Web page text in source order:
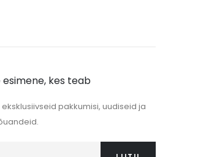
esimene, kes teab
eksklusiivseid pakkumisi, uudiseid ja